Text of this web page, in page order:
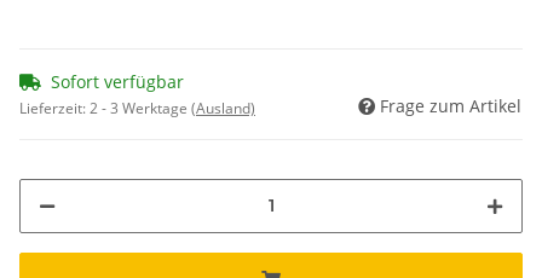
Sofort verfügbar
Lieferzeit:2 - 3 Werktage (Ausland) Frage zum Artikel